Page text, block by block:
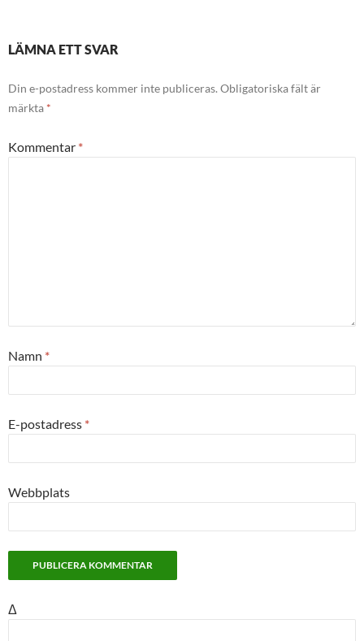
LÄMNA ETT SVAR
Din e-postadress kommer inte publiceras. Obligatoriska fält är
märkta *
Kommentar *
Namn *
E-postadress *
Webbplats
Δ